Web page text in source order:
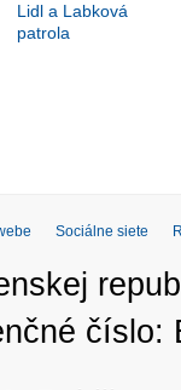
Lidl a Labková
patrola
Sociálne siete
číslo: